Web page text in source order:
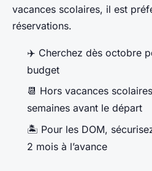
vacances scolaires, il est
réservations.
✈️ Cherchez dès octobre
budget
📆 Hors vacances
semaines avant le départ
🏝️ Pour les DOM,
2 mois à l’avance